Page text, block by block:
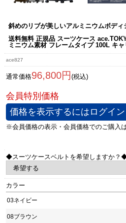
斜めのリブが美しいアルミニウムボディ
送料無料 正規品 スーツケース
ミニウム素材 フレームタイプ 100L キ
ace827
通常価格96,800円 (税込)
価格を表示するにはログイ
◆スーツケースベルトを希望しますか？
カラー
03ネイビー
08ブラウン